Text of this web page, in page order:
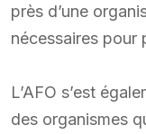
près d’une
nécessaires pour
L’AFO s’est
des organismes